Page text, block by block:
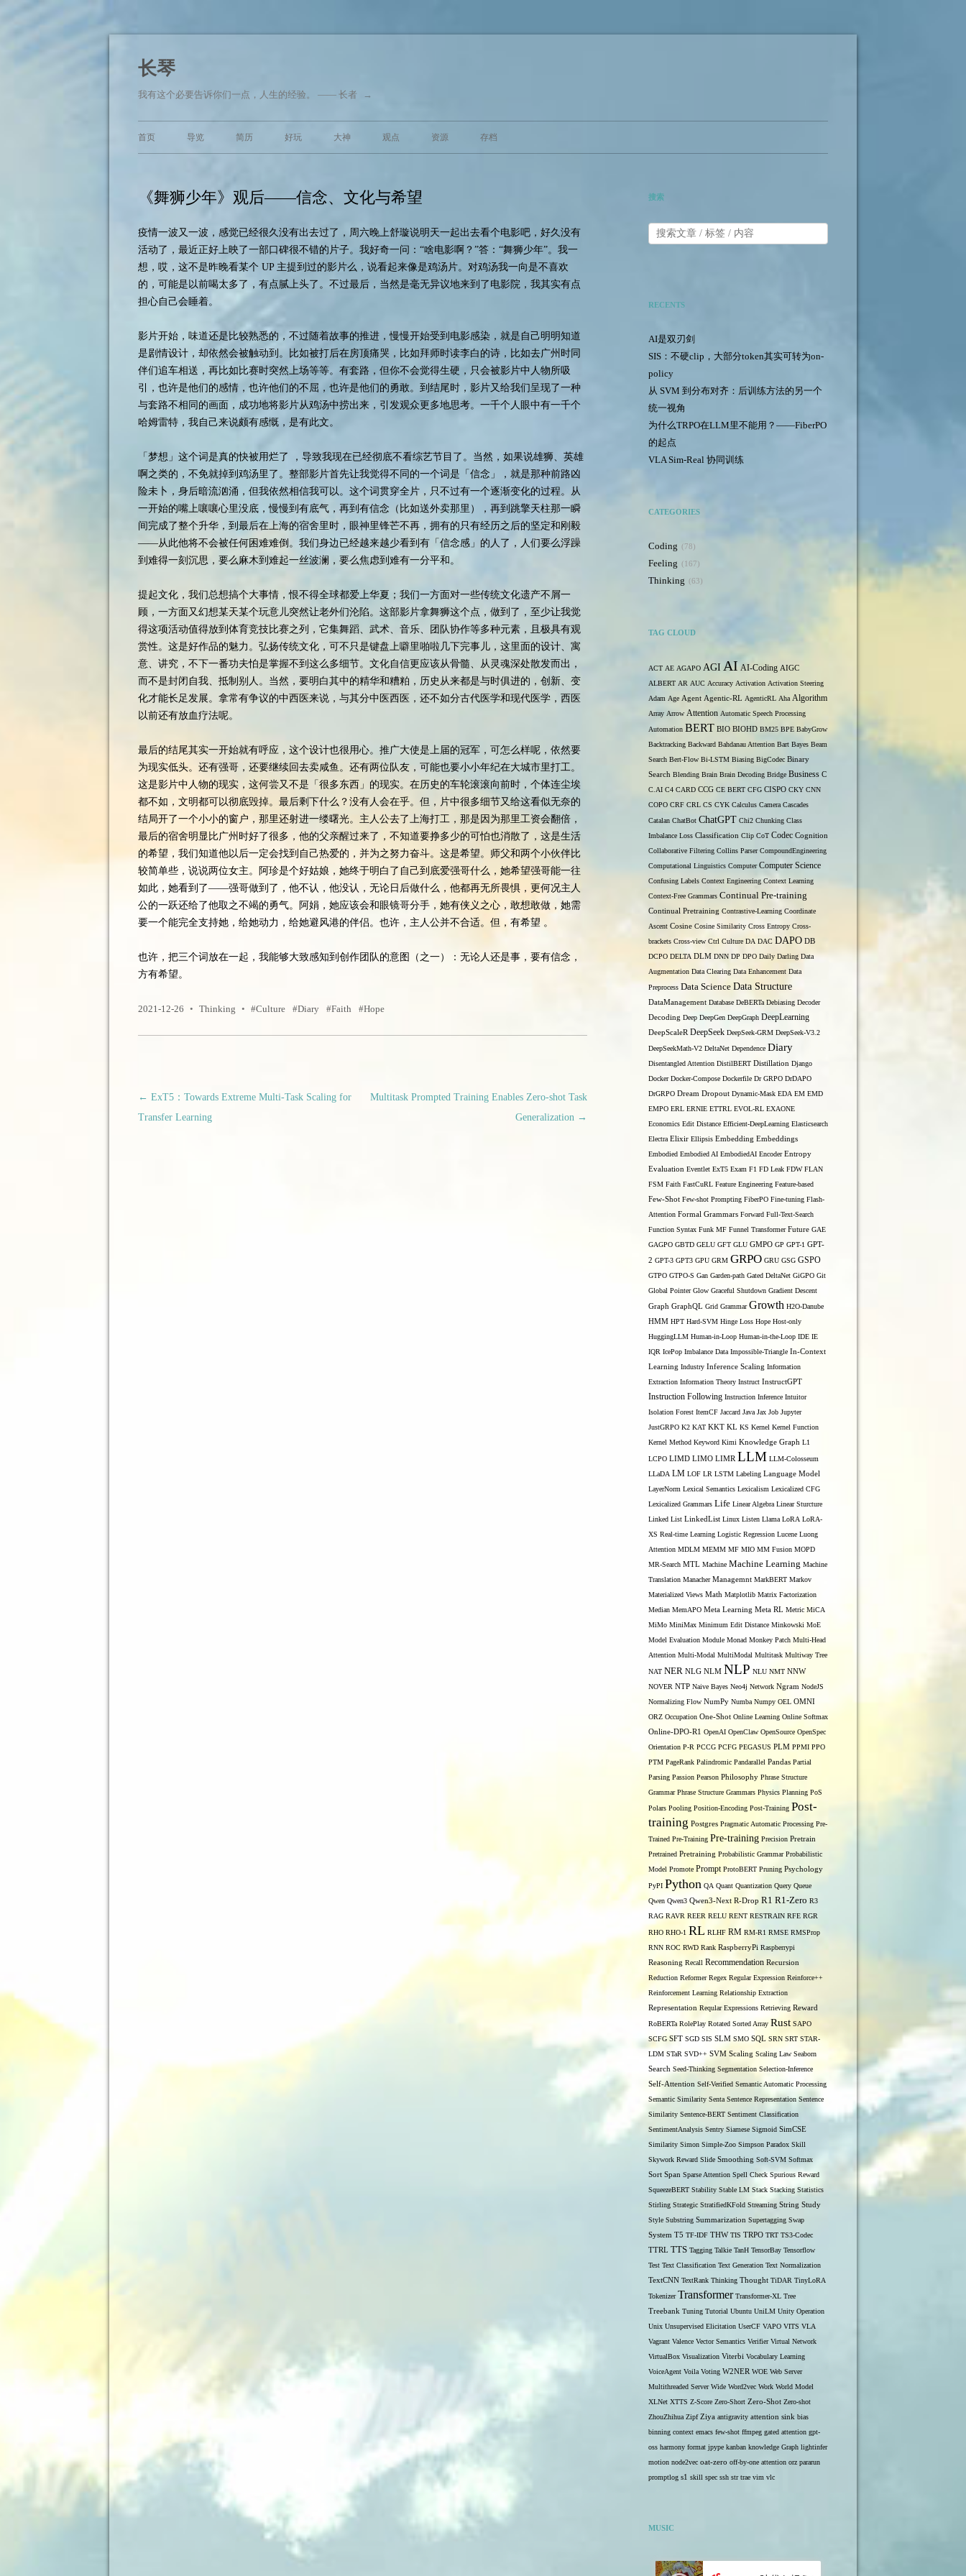
长琴
我有这个必要告诉你们一点，人生的经验。 —— 长者 →
首页 导览 简历 好玩 大神 观点 资源 存档
《舞狮少年》观后——信念、文化与希望
疫情一波又一波，感觉已经很久没有出去过了，周六晚上舒璇说明天一起出去看个电影吧，好久没有
活动了，最近正好上映了一部口碑很不错的片子。我好奇一问：“啥电影啊？”答：“舞狮少年”。我一
想，哎，这不是昨晚看某个 UP 主提到过的影片么，说看起来像是鸡汤片。对鸡汤我一向是不喜欢
的，可能是以前喝太多了，有点腻上头了。不过最后，当然是毫无异议地来到了电影院，我其实有点
担心自己会睡着。
影片开始，味道还是比较熟悉的，不过随着故事的推进，慢慢开始受到电影感染，就是自己明明知道
是剧情设计，却依然会被触动到。比如被打后在房顶痛哭，比如拜师时读李白的诗，比如去广州时同
伴们追车相送，再比如比赛时突然上场等等。有套路，但你不会觉得生硬，只会被影片中人物所吸
引，也许是他们的感情，也许他们的不屈，也许是他们的勇敢。到结尾时，影片又给我们呈现了一种
与套路不相同的画面，成功地将影片从鸡汤中捞出来，引发观众更多地思考。一千个人眼中有一千个
哈姆雷特，我自己来说颇有感慨，是有此文。
「梦想」这个词是真的快被用烂了 ，导致我现在已经彻底不看综艺节目了。当然，如果说雄狮、英雄
啊之类的，不免就掉到鸡汤里了。整部影片首先让我觉得不同的一个词是「信念」，就是那种前路凶
险未卜，身后暗流汹涌，但我依然相信我可以。这个词贯穿全片，只不过有一个逐渐变化的过程。从
一开始的嘴上嚷嚷心里没底，慢慢到有底气，再到有信念（比如送外卖那里），再到跳擎天柱那一瞬
间完成了整个升华，到最后在上海的宿舍里时，眼神里锋芒不再，拥有的只有经历之后的坚定和刚毅
——从此他将不会被任何困难难倒。我们身边已经越来越少看到有「信念感」的人了，人们要么浮躁
到难得一刻沉思，要么麻木到难起一丝波澜，要么焦虑到难有一分平和。
提起文化，我们总想搞个大事情，恨不得全球都爱上华夏；我们一方面对一些传统文化遗产不屑一
顾，一方面又幻想某天某个玩意儿突然让老外们沦陷。这部影片拿舞狮这个点，做到了，至少让我觉
得这项活动值得放到体育竞技比赛之列，它集舞蹈、武术、音乐、团队协作等多种元素，且极具有观
赏性。这是好作品的魅力。弘扬传统文化，可不只是键盘上噼里啪啦几下完事儿，这里面的设计、寓
意、讲究，不下一番功夫怕是掌握不到这么多细节。文化自信更应该从骨髓、从灵魂深处散发而出，
而不是封闭自我、抵制别人。当然，要明白其中的精华和糟粕，历史从来都是与时俱进的，创新、变
化才能长足发展。拿常有争议的中西医来说，与其分中医西医，还不如分古代医学和现代医学，西医
以前还有放血疗法呢。
最后的结尾其实一开始就有呼应，这个设计也很用心。推广大使是上届的冠军，可怎么样呢，依然要
为现实低头。还有强哥，还要继续回去卖咸鱼。还有两位队友，可能也要小小年纪在大城市里打工。
这是影片中人物的现实，这何尝又不是「很多东西」的现实。在历史的车轮滚滚向前时，个体连尘埃
都不如，文明都可以彻底毁掉。最后剩下什么？没有人会在乎。但，片中很多细节又给这看似无奈的
结局开了一个小小的窗户，那里还射进一缕曙光。主人公去了上海打工，那是因为那里工资会翻倍，
最后的宿舍明显比广州时好了很多，他的父亲醒过来了，不知道要挣多少的可怕也消散了，这是生活
的希望，我们知道他以后一定会找到自己热爱的，并为之努力奋斗。这是希望。师父和两个小伙伴比
较简单些，说说两位女主。阿珍是个好姑娘，她终于明白了自己到底爱强哥什么，她希望强哥能一往
如此，她看到了——强哥做到了，他不认，他没认，无论日后做什么，他都再无所畏惧，更何况主人
公的一跃还给了他取之不竭的勇气。阿娟，她应该会和眼镜哥分手，她有侠义之心，敢想敢做，她需
要一个能完全支持她，给她动力，给她避风港的伴侣。也许，主人公并不合适。但，有希望 。
也许，把三个词放在一起，我能够大致感知到创作团队的意图（之一）：无论人还是事，要有信念，
方有希望。
2021-12-26 • Thinking • Culture Diary Faith Hope
文章导航
← ExT5：Towards Extreme Multi-Task Scaling for
Transfer Learning
Multitask Prompted Training Enables Zero-shot Task
Generalization →
搜索
RECENTS
AI是双刃剑
SIS：不硬clip，大部分token其实可转为on-
policy
从 SVM 到分布对齐：后训练方法的另一个
统一视角
为什么TRPO在LLM里不能用？——FiberPO
的起点
VLA Sim-Real 协同训练
CATEGORIES
Coding 78
Feeling 167
Thinking 63
TAG CLOUD
ACT AE AGAPO AGI AI AI-Coding AIGC
ALBERT AR AUC Accuracy Activation Activation Steering
Adam Age Agent Agentic-RL AgenticRL Aha Algorithm
Array Arrow Attention Automatic Speech Processing
Automation BERT BIO BIOHD BM25 BPE BabyGrow
Backtracking Backward Bahdanau Attention Bart Bayes Beam
Search Bert-Flow Bi-LSTM Biasing BigCodec Binary
Search Blending Brain Brain Decoding Bridge Business C
C.AI C4 CARD CCG CE BERT CFG CISPO CKY CNN
COPO CRF CRL CS CYK Calculus Camera Cascades
Catalan ChatBot ChatGPT Chi2 Chunking Class
Imbalance Loss Classification Clip CoT Codec Cognition
Collaborative Filtering Collins Parser CompoundEngineering
Computational Linguistics Computer Computer Science
Confusing Labels Context Engineering Context Learning
Context-Free Grammars Continual Pre-training
Continual Pretraining Contrastive-Learning Coordinate
Ascent Cosine Cosine Similarity Cross Entropy Cross-
brackets Cross-view Ctrl Culture DA DAC DAPO DB
DCPO DELTA DLM DNN DP DPO Daily Darling Data
Augmentation Data Clearing Data Enhancement Data
Preprocess Data Science Data Structure
DataManagement Database DeBERTa Debiasing Decoder
Decoding Deep DeepGen DeepGraph DeepLearning
DeepScaleR DeepSeek DeepSeek-GRM DeepSeek-V3.2
DeepSeekMath-V2 DeltaNet Dependence Diary
Disentangled Attention DistilBERT Distillation Django
Docker Docker-Compose Dockerfile Dr GRPO DrDAPO
DrGRPO Dream Dropout Dynamic-Mask EDA EM EMD
EMPO ERL ERNIE ETTRL EVOL-RL EXAONE
Economics Edit Distance Efficient-DeepLearning Elasticsearch
Electra Elixir Ellipsis Embedding Embeddings
Embodied Embodied AI EmbodiedAI Encoder Entropy
Evaluation Eventlet ExT5 Exam F1 FD Leak FDW FLAN
FSM Faith FastCuRL Feature Engineering Feature-based
Few-Shot Few-shot Prompting FiberPO Fine-tuning Flash-
Attention Formal Grammars Forward Full-Text-Search
Function Syntax Funk MF Funnel Transformer Future GAE
GAGPO GBTD GELU GFT GLU GMPO GP GPT-1 GPT-
2 GPT-3 GPT3 GPU GRM GRPO GRU GSG GSPO
GTPO GTPO-S Gan Garden-path Gated DeltaNet GiGPO Git
Global Pointer Glow Graceful Shutdown Gradient Descent
Graph GraphQL Grid Grammar Growth H2O-Danube
HMM HPT Hard-SVM Hinge Loss Hope Host-only
HuggingLLM Human-in-Loop Human-in-the-Loop IDE IE
IQR IcePop Imbalance Data Impossible-Triangle In-Context
Learning Industry Inference Scaling Information
Extraction Information Theory Instruct InstructGPT
Instruction Following Instruction Inference Intuitor
Isolation Forest ItemCF Jaccard Java Jax Job Jupyter
JustGRPO K2 KAT KKT KL KS Kernel Kernel Function
Kernel Method Keyword Kimi Knowledge Graph L1
LCPO LIMD LIMO LIMR LLM LLM-Colosseum
LLaDA LM LOF LR LSTM Labeling Language Model
LayerNorm Lexical Semantics Lexicalism Lexicalized CFG
Lexicalized Grammars Life Linear Algebra Linear Sturcture
Linked List LinkedList Linux Listen Llama LoRA LoRA-
XS Real-time Learning Logistic Regression Lucene Luong
Attention MDLM MEMM MF MIO MM Fusion MOPD
MR-Search MTL Machine Machine Learning Machine
Translation Manacher Managemnt MarkBERT Markov
Materialized Views Math Matplotlib Matrix Factorization
Median MemAPO Meta Learning Meta RL Metric MiCA
MiMo MiniMax Minimum Edit Distance Minkowski MoE
Model Evaluation Module Monad Monkey Patch Multi-Head
Attention Multi-Modal MultiModal Multitask Multiway Tree
NAT NER NLG NLM NLP NLU NMT NNW
NOVER NTP Naive Bayes Neo4j Network Ngram NodeJS
Normalizing Flow NumPy Numba Numpy OEL OMNI
ORZ Occupation One-Shot Online Learning Online Softmax
Online-DPO-R1 OpenAI OpenClaw OpenSource OpenSpec
Orientation P-R PCCG PCFG PEGASUS PLM PPMI PPO
PTM PageRank Palindromic Pandarallel Pandas Partial
Parsing Passion Pearson Philosophy Phrase Structure
Grammar Phrase Structure Grammars Physics Planning PoS
Polars Pooling Position-Encoding Post-Training Post-
training Postgres Pragmatic Automatic Processing Pre-
Trained Pre-Training Pre-training Precision Pretrain
Pretrained Pretraining Probabilistic Grammar Probabilistic
Model Promote Prompt ProtoBERT Pruning Psychology
PyPI Python QA Quant Quantization Query Queue
Qwen Qwen3 Qwen3-Next R-Drop R1 R1-Zero R3
RAG RAVR REER RELU RENT RESTRAIN RFE RGR
RHO RHO-1 RL RLHF RM RM-R1 RMSE RMSProp
RNN ROC RWD Rank RaspberryPi Raspberrypi
Reasoning Recall Recommendation Recursion
Reduction Reformer Regex Regular Expression Reinforce++
Reinforcement Learning Relationship Extraction
Representation Reqular Expressions Retrieving Reward
RoBERTa RolePlay Rotated Sorted Array Rust SAPO
SCFG SFT SGD SIS SLM SMO SQL SRN SRT STAR-
LDM STaR SVD++ SVM Scaling Scaling Law Seaborn
Search Seed-Thinking Segmentation Selection-Inference
Self-Attention Self-Verified Semantic Automatic Processing
Semantic Similarity Senta Sentence Representation Sentence
Similarity Sentence-BERT Sentiment Classification
SentimentAnalysis Sentry Siamese Sigmoid SimCSE
Similarity Simon Simple-Zoo Simpson Paradox Skill
Skywork Reward Slide Smoothing Soft-SVM Softmax
Sort Span Sparse Attention Spell Check Spurious Reward
SqueezeBERT Stability Stable LM Stack Stacking Statistics
Stirling Strategic StratifiedKFold Streaming String Study
Style Substring Summarization Supertagging Swap
System T5 TF-IDF THW TIS TRPO TRT TS3-Codec
TTRL TTS Tagging Talkie TanH TensorBay Tensorflow
Test Text Classification Text Generation Text Normalization
TextCNN TextRank Thinking Thought TiDAR TinyLoRA
Tokenizer Transformer Transformer-XL Tree
Treebank Tuning Tutorial Ubuntu UniLM Unity Operation
Unix Unsupervised Elicitation UserCF VAPO VITS VLA
Vagrant Valence Vector Semantics Verifier Virtual Network
VirtualBox Visualization Viterbi Vocabulary Learning
VoiceAgent Voila Voting W2NER WOE Web Server
Multithreaded Server Wide Word2vec Work World Model
XLNet XTTS Z-Score Zero-Short Zero-Shot Zero-shot
ZhouZhihua Zipf Ziya antigravity attention sink bias
binning context emacs few-shot ffmpeg gated attention gpt-
oss harmony format jpype kanban knowledge Graph lightinfer
motion node2vec oat-zero off-by-one attention orz pararun
promptlog s1 skill spec ssh str trae vim vlc
MUSIC